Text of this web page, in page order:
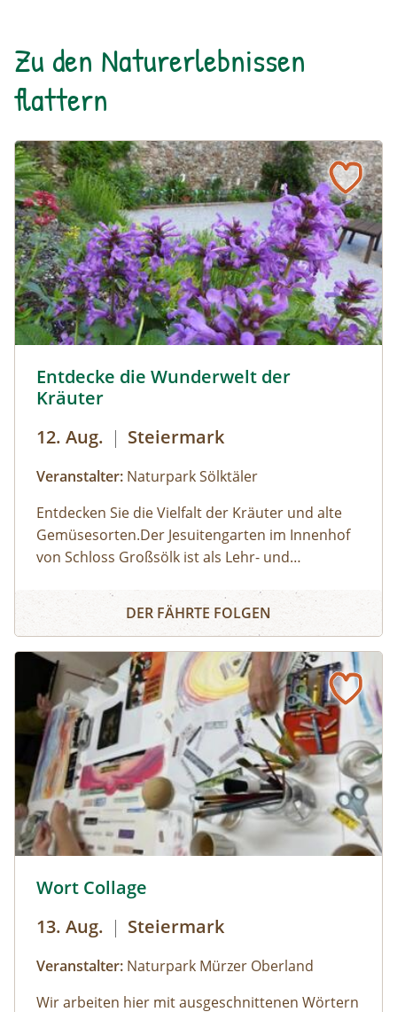
Zu den Naturerlebnissen
flattern
Entdecke die Wunderwelt der
Kräuter
12. Aug. | Steiermark
Veranstalter: Naturpark Sölktäler
Entdecken Sie die Vielfalt der Kräuter und alte
Gemüsesorten.Der Jesuitengarten im Innenhof
von Schloss Großsölk ist als Lehr- und
gedeihen hier viele Heil- und Gewürzkräuter
sowie neue und alte, in Vergessenheit geratene
der Kräuterführung mit Martha teilnehmen,
können die Kinder bei einer Kinderführung
einen lustigen Streifzug durch den
Jesuitengarten machen.Dauer: 2
StundenKosten: Erwachsene € 14,- | Kinder (6-
14 Jahre) € 10,- | gratis mit der Sommercard
Entdecke die Wunderwelt der Kräuter
DER FÄHRTE FOLGEN
Wort Collage
13. Aug. | Steiermark
Veranstalter: Naturpark Mürzer Oberland
Wir arbeiten hier mit ausgeschnittenen Wörtern